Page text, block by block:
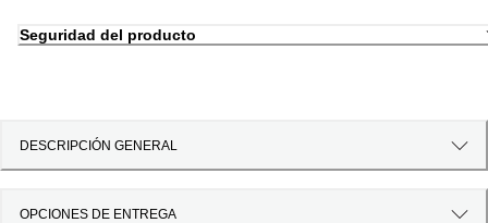
Seguridad del producto
DESCRIPCIÓN GENERAL
OPCIONES DE ENTREGA